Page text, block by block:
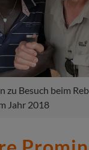
zu Besuch beim
Jahr 2018